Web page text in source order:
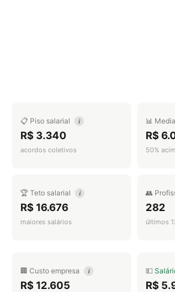
📋 Piso salarial i
R$ 3.340
acordos coletivos
📊
R$
50%
🏆 Teto salarial i
R$ 16.676
maiores salários
👥
282
últimos
🏢 Custo empresa i
R$ 12.605
💵
R$